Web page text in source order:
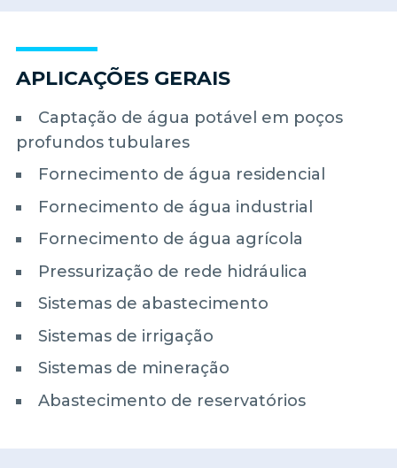
APLICAÇÕES GERAIS
Captação de água potável em poços
profundos tubulares
Fornecimento de água residencial
Fornecimento de água industrial
Fornecimento de água agrícola
Pressurização de rede hidráulica
Sistemas de abastecimento
Sistemas de irrigação
Sistemas de mineração
Abastecimento de reservatórios